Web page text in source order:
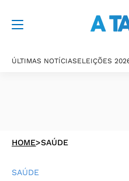
ÚLTIMAS NOTÍCIASELEIÇÕES
HOME>SAÚDE
SAÚDE